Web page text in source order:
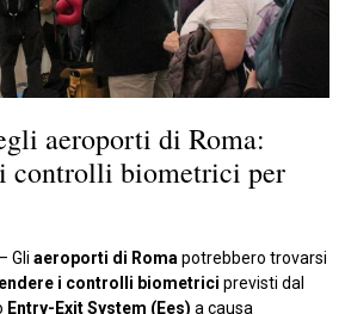
aeroporti di Roma:
controlli biometrici per
Gliaeroporti di Roma potrebbero trovarsi
i controlli biometrici previsti dal
Entry-Exit System (Ees) a causa